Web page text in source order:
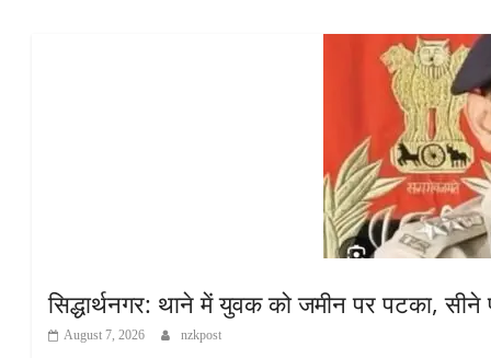
सिद्धार्थनगर: थाने में युवक को जमीन पर पटका, सीने
August 7, 2026 nzkpost